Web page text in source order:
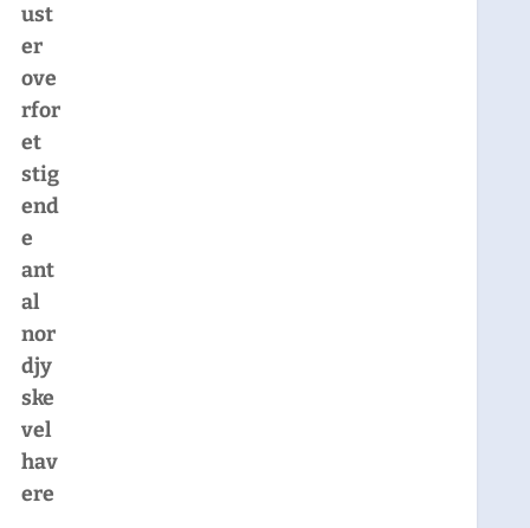
ust
er
ove
rfor
et
stig
end
e
ant
al
nor
djy
ske
vel
hav
ere